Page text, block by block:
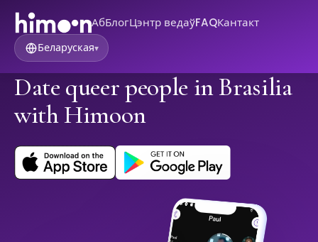
АбБлогЦэнтр ведаўFAQКантакт
Беларуская▾
Date queer people in Brasilia
with Himoon